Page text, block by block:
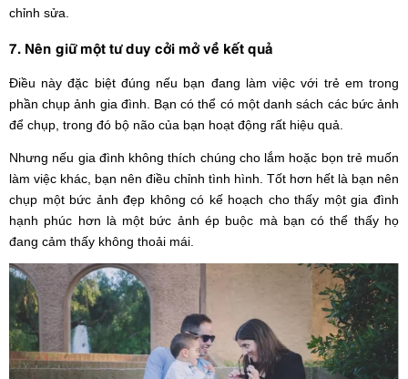
chỉnh sửa.
7. Nên giữ một tư duy cởi mở về kết quả
Điều này đặc biệt đúng nếu bạn đang làm việc với trẻ em trong
phần chụp ảnh gia đình. Bạn có thể có một danh sách các bức ảnh
để chụp, trong đó bộ não của bạn hoạt động rất hiệu quả.
Nhưng nếu gia đình không thích chúng cho lắm hoặc bọn trẻ muốn
làm việc khác, bạn nên điều chỉnh tình hình. Tốt hơn hết là bạn nên
chụp một bức ảnh đẹp không có kế hoạch cho thấy một gia đình
hạnh phúc hơn là một bức ảnh ép buộc mà bạn có thể thấy họ
đang cảm thấy không thoải mái.